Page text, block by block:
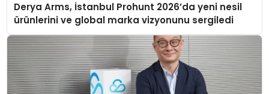
Derya Arms, İstanbul Prohunt 2026’da yeni nesil
ürünlerini ve global marka vizyonunu sergiledi